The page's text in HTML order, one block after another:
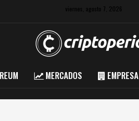
viernes, agosto 7, 2026
MERCADOS EMPRESA